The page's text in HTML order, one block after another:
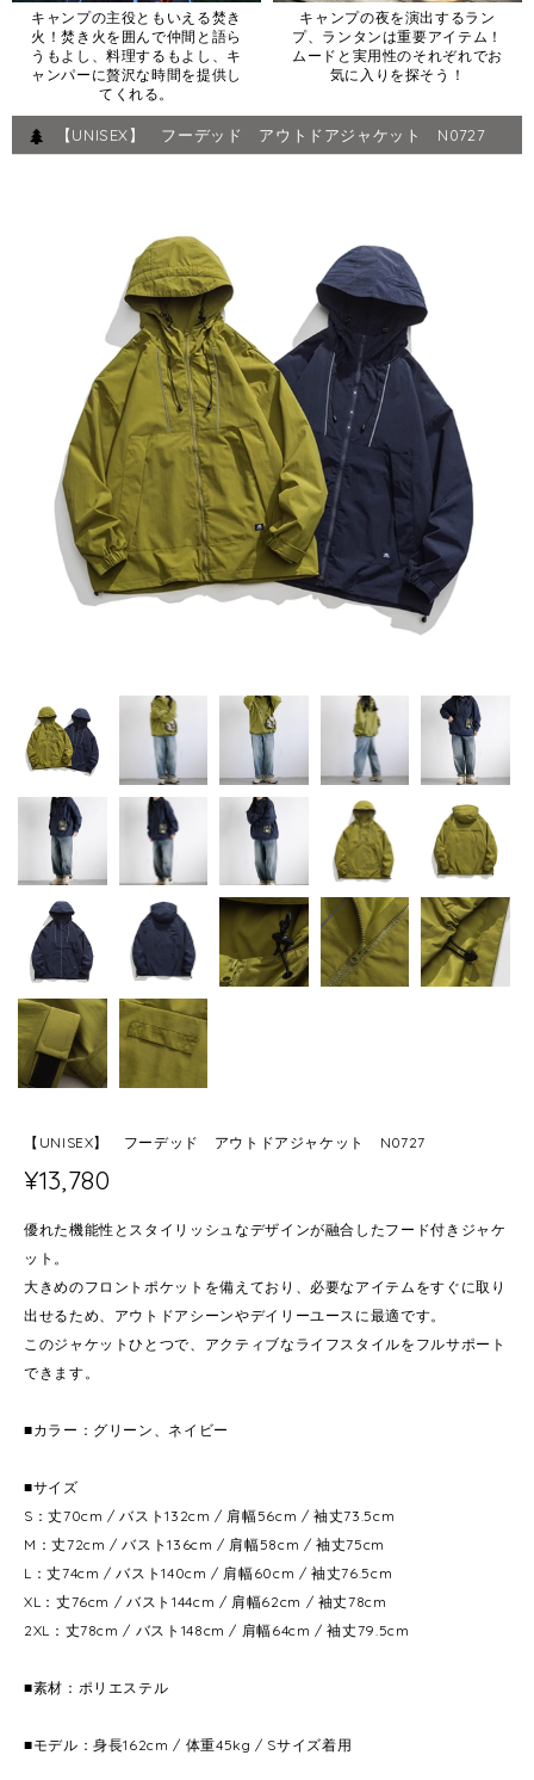
キャンプの主役ともいえる焚き
火！焚き火を囲んで仲間と語ら
うもよし、料理するもよし、キ
ャンパーに贅沢な時間を提供し
てくれる。
キャンプの夜を演出するラン
プ、ランタンは重要アイテム！
ムードと実用性のそれぞれでお
気に入りを探そう！
【UNISEX】 フーデッド アウトドアジャケット N0727
【UNISEX】 フーデッド アウトドアジャケット N0727
¥13,780
優れた機能性とスタイリッシュなデザインが融合したフード付きジャケ
ット。
大きめのフロントポケットを備えており、必要なアイテムをすぐに取り
出せるため、アウトドアシーンやデイリーユースに最適です。
このジャケットひとつで、アクティブなライフスタイルをフルサポート
できます。
■カラー：グリーン、ネイビー
■サイズ
S：丈70cm / バスト132cm / 肩幅56cm / 袖丈73.5cm
M：丈72cm / バスト136cm / 肩幅58cm / 袖丈75cm
L：丈74cm / バスト140cm / 肩幅60cm / 袖丈76.5cm
XL：丈76cm / バスト144cm / 肩幅62cm / 袖丈78cm
2XL：丈78cm / バスト148cm / 肩幅64cm / 袖丈79.5cm
■素材：ポリエステル
■モデル：身長162cm / 体重45kg / Sサイズ着用